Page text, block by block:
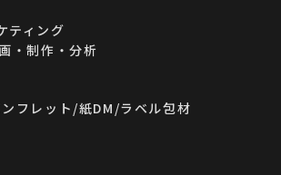
ティング
・制作・分析
フレット/紙DM/ラベル包材